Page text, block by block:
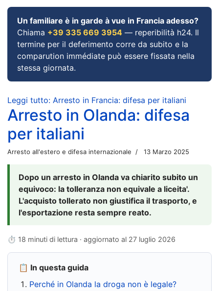
Un familiare è in garde à vue in Francia adesso?
Chiama +39 335 669 3954 — reperibilità h24. Il
termine per il deferimento corre da subito e la
comparution immédiate può essere fissata nella
stessa giornata.
Leggi tutto: Arresto in Francia: difesa per italiani
Arresto in Olanda: difesa
per italiani
Arresto all'estero e difesa internazionale 13 Marzo 2025
Dopo un arresto in Olanda va chiarito subito un
equivoco: la tolleranza non equivale a liceita'.
L'acquisto tollerato non giustifica il trasporto, e
l'esportazione resta sempre reato.
⏱ 18 minuti di lettura · aggiornato al 27 luglio 2026
📋 In questa guida
Perché in Olanda la droga non è legale?